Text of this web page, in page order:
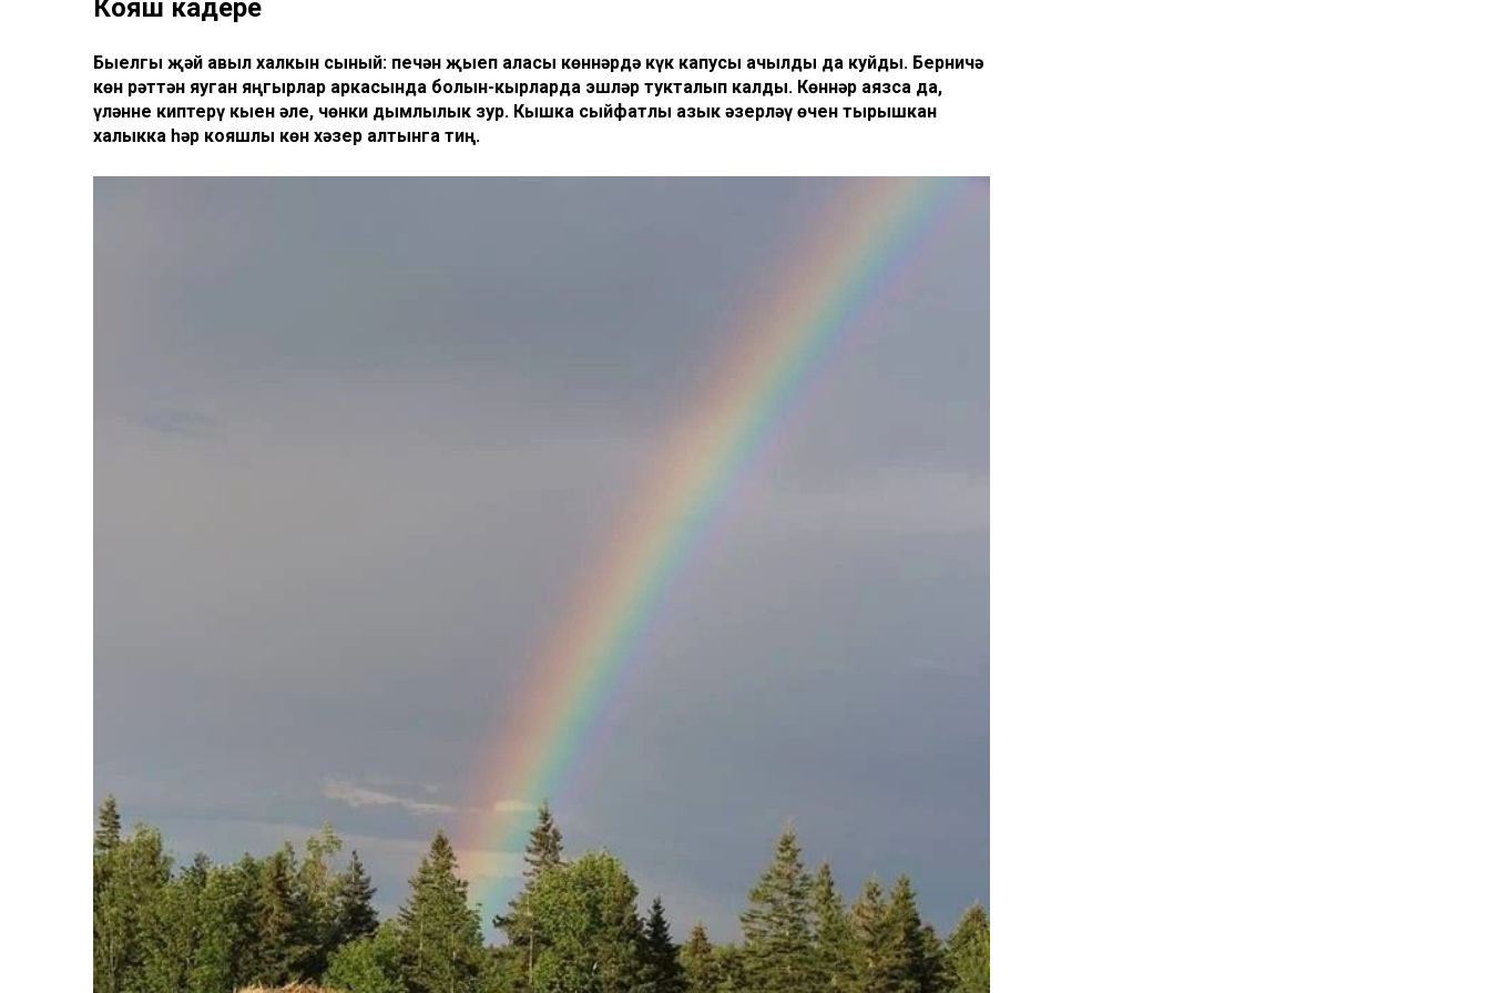
Кояш кадере
Быелгы җәй авыл халкын сыный: печән җыеп аласы көннәрдә күк капусы ачылды да куйды. Берничә
көн рәттән яуган яңгырлар аркасында болын-кырларда эшләр тукталып калды. Көннәр аязса да,
үләнне киптерү кыен әле, чөнки дымлылык зур. Кышка сыйфатлы азык әзерләү өчен тырышкан
халыкка һәр кояшлы көн хәзер алтынга тиң.